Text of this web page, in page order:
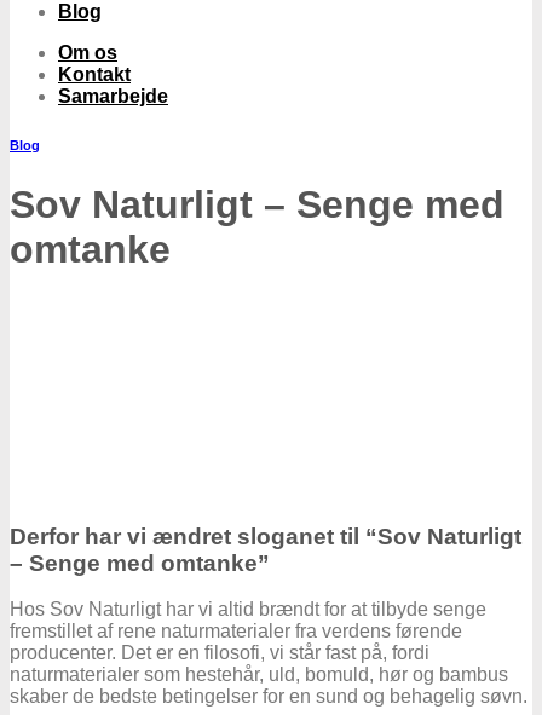
Blog
Om os
Kontakt
Samarbejde
Blog
Sov Naturligt – Senge med
omtanke
Derfor har vi ændret sloganet til “Sov Naturligt
– Senge med omtanke”
Hos Sov Naturligt har vi altid brændt for at tilbyde senge
fremstillet af rene naturmaterialer fra verdens førende
producenter. Det er en filosofi, vi står fast på, fordi
naturmaterialer som hestehår, uld, bomuld, hør og bambus
skaber de bedste betingelser for en sund og behagelig søvn.